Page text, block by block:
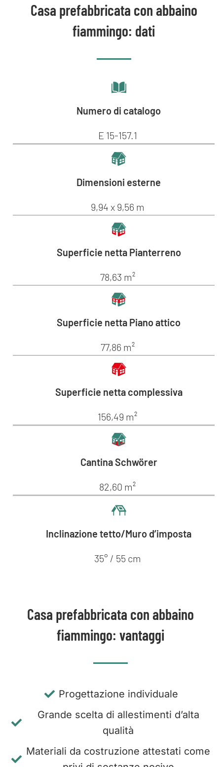
Casa prefabbricata con abbaino
fiammingo: dati
Numero di catalogo
E 15-157.1
Dimensioni esterne
9,94 x 9,56 m
Superficie netta Pianterreno
78,63 m²
Superficie netta Piano attico
77,86 m²
Superficie netta complessiva
156,49 m²
Cantina Schwörer
82,60 m²
Inclinazione tetto/Muro d’imposta
35° / 55 cm
Casa prefabbricata con abbaino
fiammingo: vantaggi
Progettazione individuale
Grande scelta di allestimenti d’alta
qualità
Materiali da costruzione attestati come